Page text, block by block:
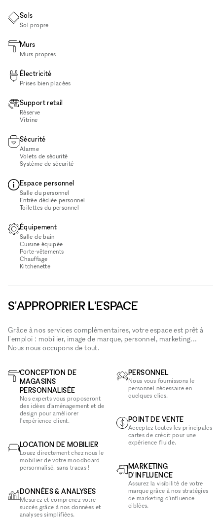
Sols
Sol propre
Murs
Murs propres
Électricité
Prises bien placées
Support retail
Réserve
Vitrine
Sécurité
Alarme
Volets de sécurité
Système de sécurité
Espace personnel
Salle du personnel
Entrée dédiée personnel
Toilettes du personnel
Équipement
Salle de bain
Cuisine équipée
Porte-vêtements
Chauffage
Kitchenette
S'APPROPRIER L'ESPACE
Grâce à nos services complémentaires, votre espace est prêt à
l'emploi : mobilier, image de marque, personnel, marketing...
Nous nous occupons de tout.
CONCEPTION DE
MAGASINS
PERSONNALISÉE
Nos experts vous proposeront
des idées d'aménagement et de
design pour améliorer
l'expérience client.
LOCATION DE MOBILIER
Louez directement chez nous le
mobilier de votre moodboard
personnalisé, sans tracas !
DONNÉES & ANALYSES
Mesurez et comprenez votre
succès grâce à nos données et
analyses simplifiées.
PERSONNEL
Nous vous fournissons le
personnel nécessaire en
quelques clics.
POINT DE VENTE
Acceptez toutes les principales
cartes de crédit pour une
expérience fluide.
MARKETING
D'INFLUENCE
Assurez la visibilité de votre
marque grâce à nos stratégies
de marketing d'influence
ciblées.